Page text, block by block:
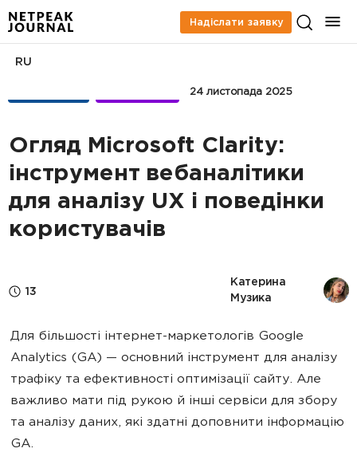
Надіслати заявку
24 листопада 2025
RU
Огляд Microsoft Clarity:
інструмент вебаналітики
для аналізу UX і поведінки
користувачів
13
Катерина
Музика
Для більшості інтернет-маркетологів Google
Analytics (GA) — основний інструмент для аналізу
трафіку та ефективності оптимізації сайту. Але
важливо мати під рукою й інші сервіси для збору
та аналізу даних, які здатні доповнити інформацію
GA.